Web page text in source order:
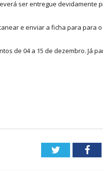
ser entregue devidamente
e enviar a ficha para para o
de 04 a 15 de dezembro. Já
Twitter